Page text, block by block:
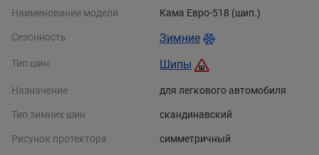
Наименование модели Кама Евро-518 (шип.)
Сезонность Зимние
Тип шин Шипы
Назначение для легкового автомобиля
Тип зимних шин скандинавский
Рисунок протектора симметричный